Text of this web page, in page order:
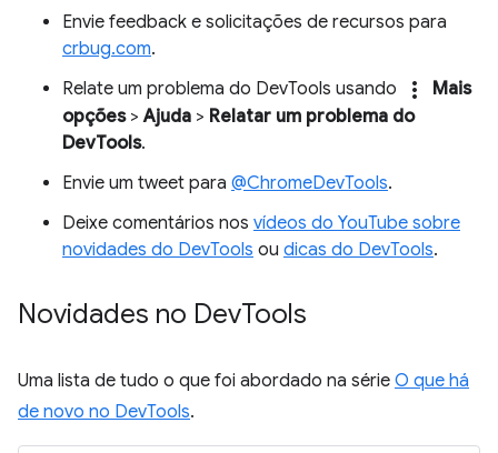
Envie feedback e solicitações de recursos para
crbug.com.
Relate um problema do DevTools usando
more_vert
Mais
opções>Ajuda > Relatar um problema do
DevTools.
Envie um tweet para @ChromeDevTools.
Deixe comentários nos vídeos do YouTube sobre
novidades do DevTools ou dicas do DevTools.
Novidades no DevTools
Uma lista de tudo o que foi abordado na série O que há
de novo no DevTools.